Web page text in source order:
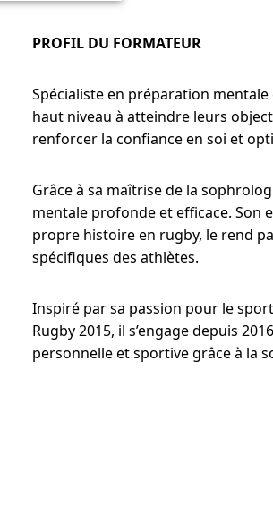
PROFIL DU FORMATEUR
Spécialiste en préparation
haut niveau à atteindre leurs
renforcer la confiance en soi et
Grâce à sa maîtrise de la
mentale profonde et efficace. Son
propre histoire en rugby, le rend
spécifiques des athlètes.
Inspiré par sa passion pour le
Rugby 2015, il s’engage depuis
personnelle et sportive grâce à la